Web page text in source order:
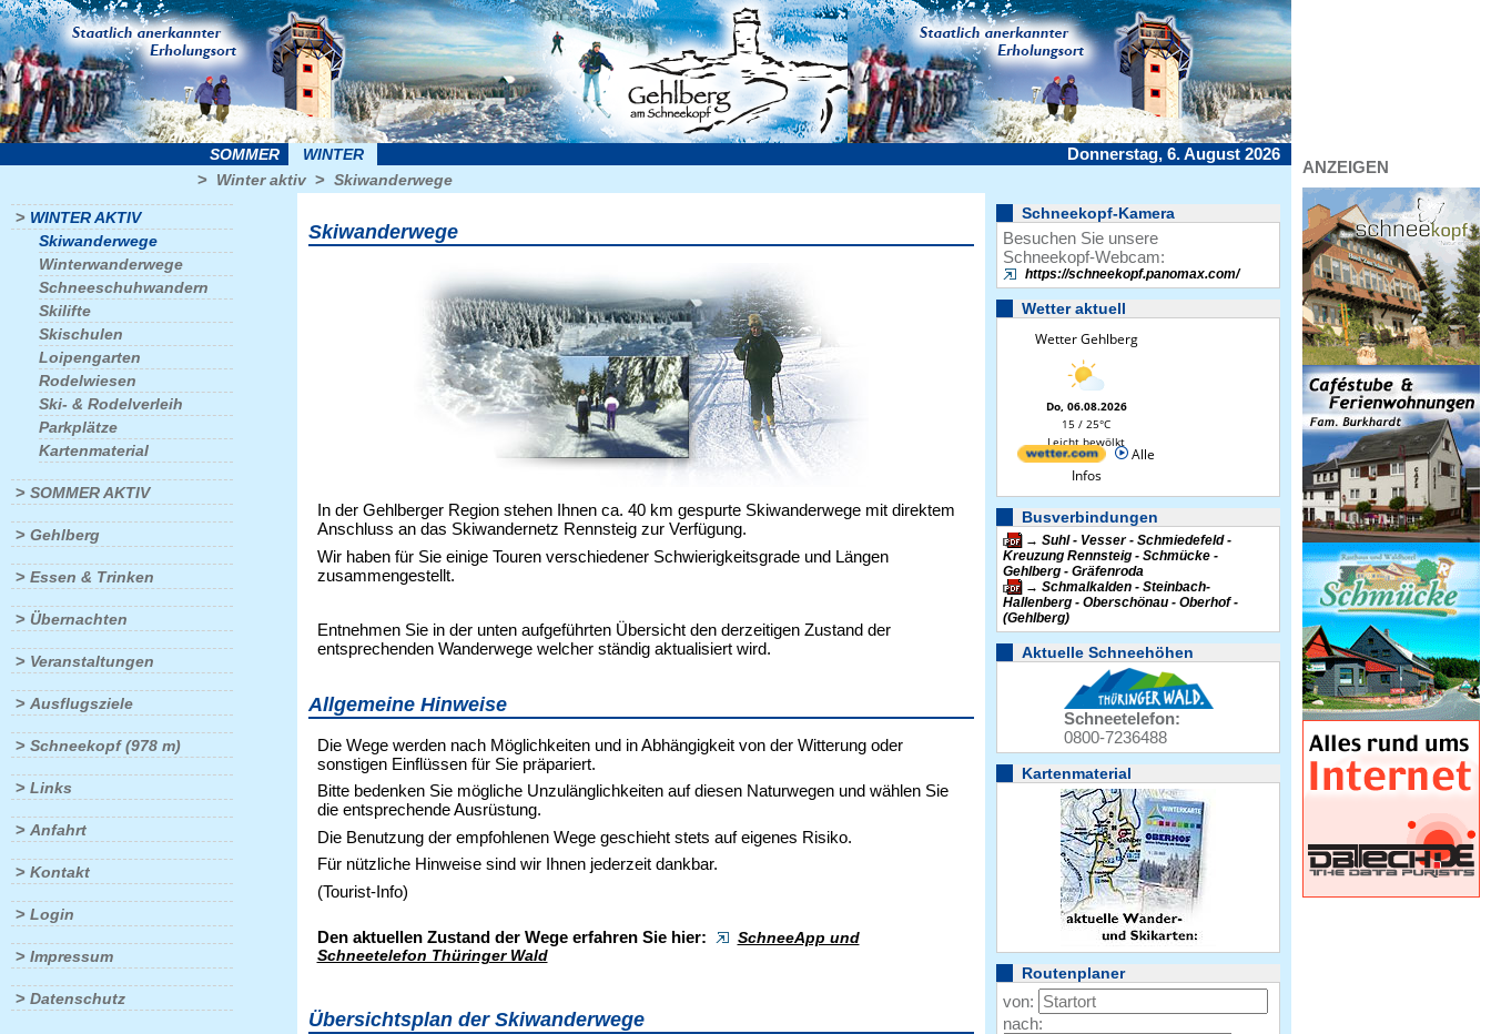
SOMMER WINTER
Donnerstag, 6. August 2026
> Winter aktiv > Skiwanderwege
> WINTER AKTIV
Skiwanderwege
Winterwanderwege
Schneeschuhwandern
Skilifte
Skischulen
Loipengarten
Rodelwiesen
Ski- & Rodelverleih
Parkplätze
Kartenmaterial
> SOMMER AKTIV
> Gehlberg
> Essen & Trinken
> Übernachten
> Veranstaltungen
> Ausflugsziele
> Schneekopf (978 m)
> Links
> Anfahrt
> Kontakt
> Login
> Impressum
> Datenschutz
Skiwanderwege
In der Gehlberger Region stehen Ihnen ca. 40 km gespurte Skiwanderwege mit direktem
Anschluss an das Skiwandernetz Rennsteig zur Verfügung.
Wir haben für Sie einige Touren verschiedener Schwierigkeitsgrade und Längen
zusammengestellt.
Entnehmen Sie in der unten aufgeführten Übersicht den derzeitigen Zustand der
entsprechenden Wanderwege welcher ständig aktualisiert wird.
Allgemeine Hinweise
Die Wege werden nach Möglichkeiten und in Abhängigkeit von der Witterung oder
sonstigen Einflüssen für Sie präpariert.
Bitte bedenken Sie mögliche Unzulänglichkeiten auf diesen Naturwegen und wählen Sie
die entsprechende Ausrüstung.
Die Benutzung der empfohlenen Wege geschieht stets auf eigenes Risiko.
Für nützliche Hinweise sind wir Ihnen jederzeit dankbar.
(Tourist-Info)
Den aktuellen Zustand der Wege erfahren Sie hier:
SchneeApp und
Schneetelefon Thüringer Wald
Übersichtsplan der Skiwanderwege
Schneekopf-Kamera
Besuchen Sie unsere
Schneekopf-Webcam:
https://schneekopf.panomax.com/
Wetter aktuell
Wetter Gehlberg
Do, 06.08.2026
15 / 25°C
Leicht bewölkt
Alle
Infos
Busverbindungen
Suhl - Vesser - Schmiedefeld -
Kreuzung Rennsteig - Schmücke -
Gehlberg - Gräfenroda
Schmalkalden - Steinbach-
Hallenberg - Oberschönau - Oberhof -
(Gehlberg)
Aktuelle Schneehöhen
Schneetelefon:
0800-7236488
Kartenmaterial
Routenplaner
von:
nach:
ANZEIGEN